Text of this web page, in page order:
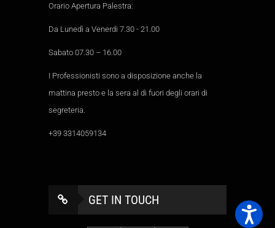
Orario Apertura Palestra:
Da Lunedì a Venerdi 7.30 - 21.00
Sabato 07.30 – 16.00
I Professionisti sono a disposizione anche la
mattina presto e la sera al di fuori degli orari di
segreteria.
+39 3314059134
GET IN TOUCH